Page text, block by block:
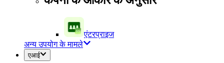
एंटरप्राइज
अन्य उपयोग के मामले
एआई